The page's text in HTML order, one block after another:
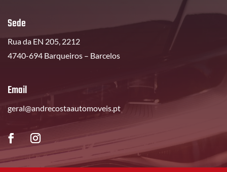
Sede
Rua da EN 205, 2212
4740-694 Barqueiros – Barcelos
Email
geral@andrecostaautomoveis.pt